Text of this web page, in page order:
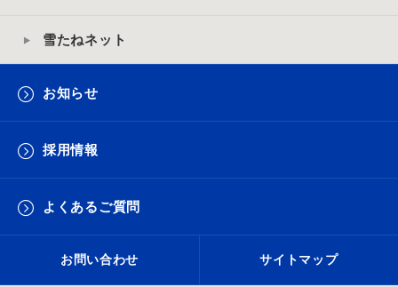
雪たねネット
お知らせ
採用情報
よくあるご質問
お問い合わせ サイトマップ